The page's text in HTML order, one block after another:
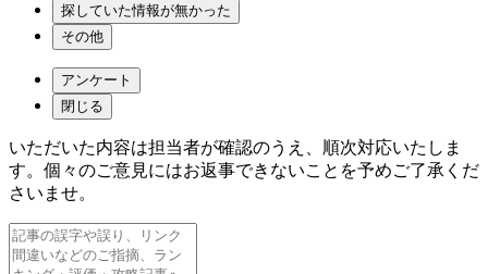
探していた情報が無かった
その他
アンケート
閉じる
いただいた内容は担当者が確認のうえ、順次対応いたしま
す。個々のご意見にはお返事できないことを予めご了承くだ
さいませ。